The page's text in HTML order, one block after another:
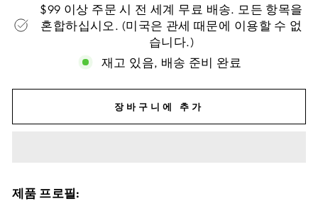
$99 이상 주문 시 전 세계 무료 배송. 모든 항목을
혼합하십시오. (미국은 관세 때문에 이용할 수 없
습니다.)
재고 있음, 배송 준비 완료
장바구니에 추가
제품 프로필: